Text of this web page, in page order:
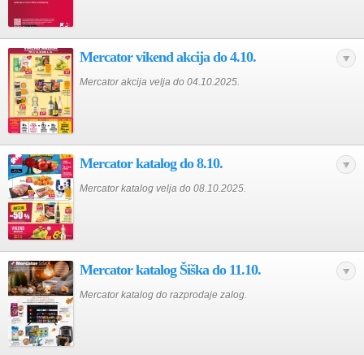
Mercator vikend akcija do 4.10.
Mercator akcija velja do 04.10.2025.
Mercator katalog do 8.10.
Mercator katalog velja do 08.10.2025.
Mercator katalog Šiška do 11.10.
Mercator katalog do razprodaje zalog.